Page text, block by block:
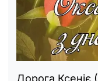
Дорога Ксеніє